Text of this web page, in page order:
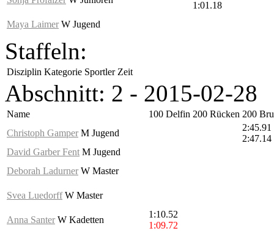
1:01.18
Maya Laimer W Jugend
Staffeln:
Disziplin Kategorie Sportler Zeit
Abschnitt: 2 - 2015-02-28
Name 100 Delfin 200 Rücken 200
Christoph Gamper M Jugend
2:45.91
2:47.14
David Garber Fent M Jugend
Deborah Ladurner W Master
Svea LuedorffW Master
Anna Santer W Kadetten
1:10.52
1:09.72